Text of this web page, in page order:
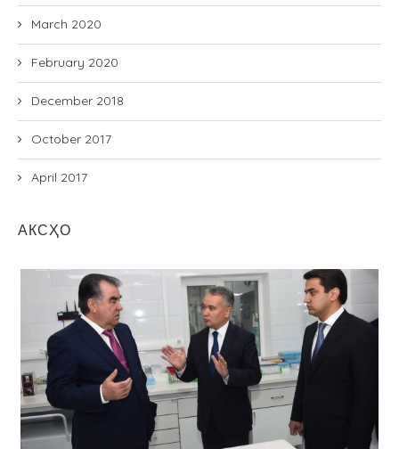
March 2020
February 2020
December 2018
October 2017
April 2017
АКСҲО